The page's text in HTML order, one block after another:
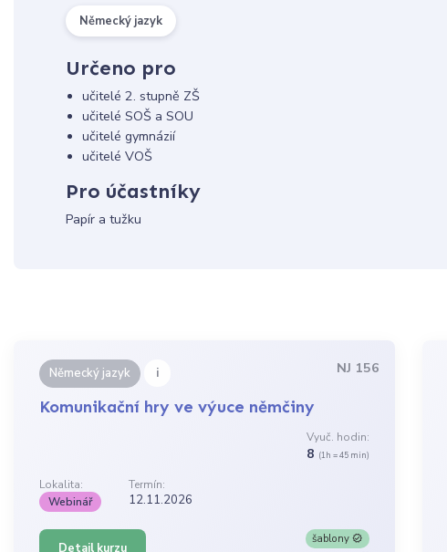
Německý jazyk
Určeno pro
učitelé 2. stupně ZŠ
učitelé SOŠ a SOU
učitelé gymnázií
učitelé VOŠ
Pro účastníky
Papír a tužku
Německý jazyk i NJ 156
Komunikační hry ve výuce němčiny
Vyuč. hodin:
8 (1h = 45 min)
Lokalita:
Termín:
Webinář
12.11.2026
Detail kurzu
šablony